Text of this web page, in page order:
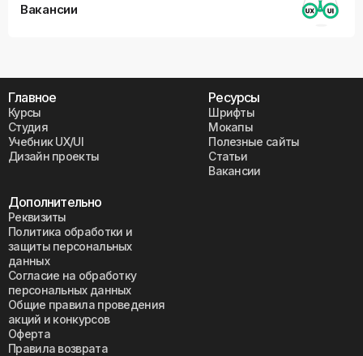
Вакансии
Главное
Курсы
Студия
Учебник UX/UI
Дизайн проекты
Ресурсы
Шрифты
Мокапы
Полезные сайты
Статьи
Вакансии
Дополнительно
Реквизиты
Политика обработки и
защиты персональных
данных
Согласие на обработку
персональных данных
Общие правила проведения
акций и конкурсов
Оферта
Правила возврата